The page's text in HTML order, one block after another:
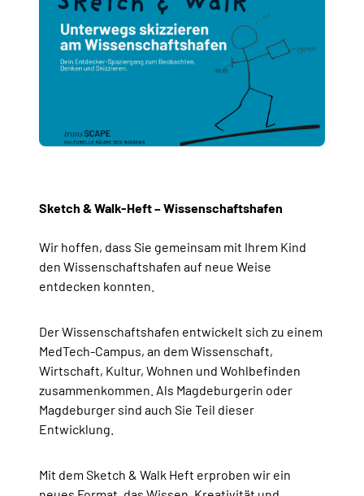
Sketch & Walk-Heft – Wissenschaftshafen
Wir hoffen, dass Sie gemeinsam mit Ihrem Kind
den Wissenschaftshafen auf neue Weise
entdecken konnten.
Der Wissenschaftshafen entwickelt sich zu einem
MedTech-Campus, an dem Wissenschaft,
Wirtschaft, Kultur, Wohnen und Wohlbefinden
zusammenkommen. Als Magdeburgerin oder
Magdeburger sind auch Sie Teil dieser
Entwicklung.
Mit dem Sketch & Walk Heft erproben wir ein